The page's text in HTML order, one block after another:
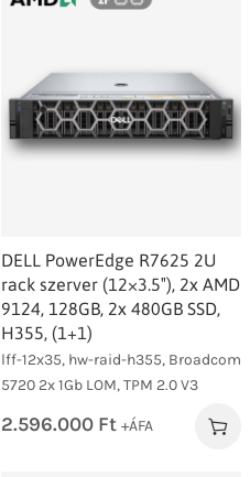
DELL PowerEdge R7625 2U
rack szerver (12×3.5″), 2x AMD
9124, 128GB, 2x 480GB SSD,
H355, (1+1)
lff-12x35, hw-raid-h355, Broadcom
5720 2x 1Gb LOM, TPM 2.0 V3
2.596.000 Ft +ÁFA